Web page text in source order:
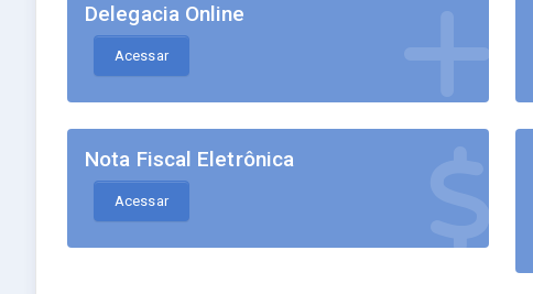
Delegacia Online
Acessar
Nota Fiscal Eletrônica
Acessar